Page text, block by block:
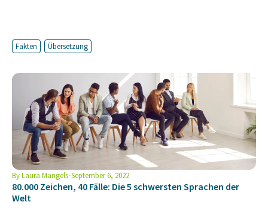
Fakten Übersetzung
ByLaura Mangels September 6, 2022
80.000 Zeichen, 40 Fälle: Die 5 schwersten Sprachen der
Welt